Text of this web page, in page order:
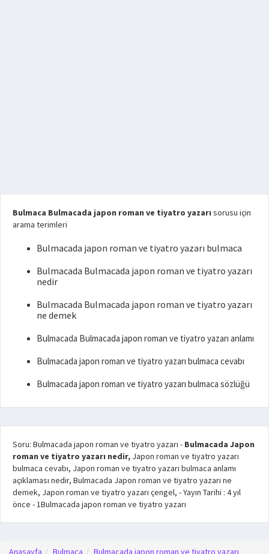
Bulmaca Bulmacada japon roman ve tiyatro yazarı sorusu için
arama terimleri
Bulmacada japon roman ve tiyatro yazarı bulmaca
Bulmacada Bulmacada japon roman ve tiyatro yazarı
nedir
Bulmacada Bulmacada japon roman ve tiyatro yazarı
ne demek
Bulmacada Bulmacada japon roman ve tiyatro yazarı anlamı
Bulmacada japon roman ve tiyatro yazarı bulmaca cevabı
Bulmacada japon roman ve tiyatro yazarı bulmaca sözlüğü
Soru: Bulmacada japon roman ve tiyatro yazarı - Bulmacada Japon
roman ve tiyatro yazarı nedir, Japon roman ve tiyatro yazarı
bulmaca cevabı, Japon roman ve tiyatro yazarı bulmaca anlamı
açıklaması nedir, Bulmacada Japon roman ve tiyatro yazarı ne
demek, Japon roman ve tiyatro yazarı çengel, - Yayın Tarihi : 4 yıl
önce -1Bulmacada japon roman ve tiyatro yazarı
Anasayfa Bulmaca Bulmacada japon roman ve tiyatro yazarı